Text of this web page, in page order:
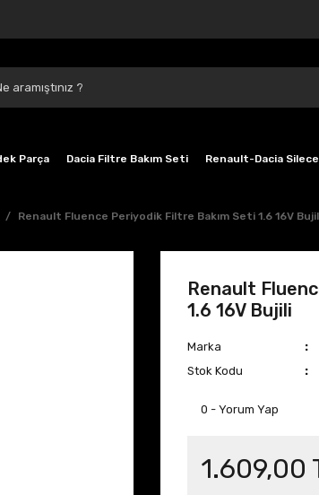
Parça Dacia Filtre Bakım Seti Renault-Dacia
Renault Fluence Periyodik Filtre Bakım Seti 1.6 16V
Renault
1.6 16V Bujili
Marka
Stok Kodu
0 - Yorum Yap
1.609,00